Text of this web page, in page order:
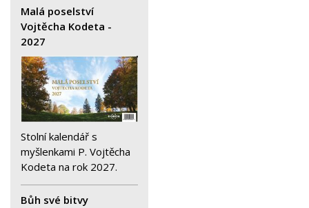
Malá poselství
Vojtěcha Kodeta -
2027
Stolní kalendář s
myšlenkami P. Vojtěcha
Kodeta na rok 2027.
Bůh své bitvy